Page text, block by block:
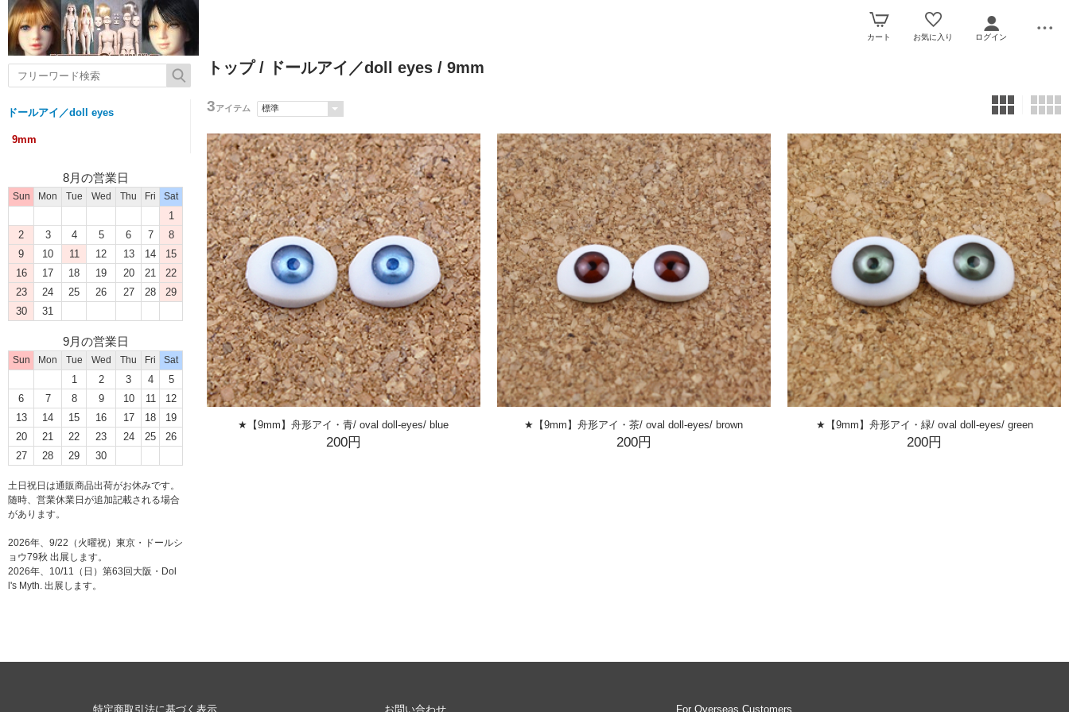
カート お気に入り ログイン
ドールアイ／doll eyes
9mm
8月の営業日
Sun Mon Tue Wed Thu Fri Sat
1
2
3 4 5 6 7
8
9
10 11 12 13 14
15
16
17 18 19 20 21
22
23
24 25 26 27 28
29
30
31
9月の営業日
Sun Mon Tue Wed Thu Fri Sat
1 2 3 4
5
6
7 8 9 10 11
12
13
14 15 16 17 18
19
20
21 22 23 24 25
26
27
28 29 30
土日祝日は通販商品出荷がお休みです。
随時、営業休業日が追加記載される場合
があります。
2026年、9/22（火曜祝）東京・ドールシ
ョウ79秋 出展します。
2026年、10/11（日）第63回大阪・Dol
l's Myth. 出展します。
トップ/ ドールアイ／doll eyes / 9mm
3アイテム
★【9mm】舟形アイ・青/ oval doll-eyes/ blue
200円
★【9mm】舟形アイ・茶/ oval doll-eyes/ brown
200円
★【9mm】舟形アイ・緑/ oval doll-eyes/ green
200円
特定商取引法に基づく表示 お問い合わせ For Overseas Customers